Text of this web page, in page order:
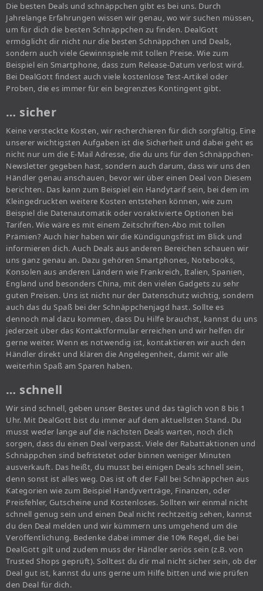
Die besten Deals und schnäppchen gibt es bei uns. Durch
Jahrelange Erfahrungen wissen wir genau, wo wir suchen müssen,
um für dich die besten Schnäppchen zu finden. DealGott
ermöglicht dir nicht nur die besten Schnäppchen und Deals,
sondern auch viele Gewinnspiele mit tollen Preise. Wie zum
Beispiel ein Smartphone, dass zum Release-Datum verlost wird.
Bei DealGott findest auch viele kostenlose Test-Artikel oder
Proben, die es immer für ein begrenztes Kontingent gibt.
… sicher
Keine versteckte Kosten, wir recherchieren für dich sorgfältig. Eine
unserer wichtigsten Aufgaben ist die Sicherheit und dabei geht es
nicht nur um die E-Mail Adresse, die du uns für den Schnäppchen-
Newsletter gegeben hast, sondern auch darum, dass wir uns den
Händler genau anschauen, bevor wir über einen Deal von Diesem
berichten. Das kann zum Beispiel ein Handytarif sein, bei dem im
Kleingedruckten weitere Kosten entstehen können, wie zum
Beispiel die Datenautomatik oder voraktivierte Optionen bei
Tarifen. Wie wäre es mit einem Zeitschriften-Abo mit tollen
Prämien? Auch hier haben wir die Kündigungsfrist im Blick und
informieren dich. Auch Deals aus anderen Bereichen schauen wir
uns ganz genau an. Dazu gehören Smartphones, Notebooks,
Konsolen aus anderen Ländern wie Frankreich, Italien, Spanien,
England und besonders China, mit den vielen Gadgets zu sehr
guten Preisen. Uns ist nicht nur der Datenschutz wichtig, sondern
auch das du Spaß bei der Schnäppchenjagd hast. Sollte es
dennoch mal dazu kommen, dass Du Hilfe brauchst, kannst du uns
jederzeit über das Kontaktformular erreichen und wir helfen dir
gerne weiter. Wenn es notwendig ist, kontaktieren wir auch den
Händler direkt und klären die Angelegenheit, damit wir alle
weiterhin Spaß am Sparen haben.
… schnell
Wir sind schnell, geben unser Bestes und das täglich von 8 bis 1
Uhr. Mit DealGott bist du immer auf dem aktuellsten Stand. Du
musst weder lange auf die nächsten Deals warten, noch dich
sorgen, dass du einen Deal verpasst. Viele der Rabattaktionen und
Schnäppchen sind befristetet oder binnen weniger Minuten
ausverkauft. Das heißt, du musst bei einigen Deals schnell sein,
denn sonst ist alles weg. Das ist oft der Fall bei Schnäppchen aus
Kategorien wie zum Beispiel Handyverträge, Finanzen, oder
Preisfehler, Gutscheine und Kostenloses. Sollten wir einmal nicht
schnell genug sein und einen Deal nicht rechtzeitig sehen, kannst
du den Deal melden und wir kümmern uns umgehend um die
Veröffentlichung. Bedenke dabei immer die 10% Regel, die bei
DealGott gilt und zudem muss der Händler seriös sein (z.B. von
Trusted Shops geprüft). Solltest du dir mal nicht sicher sein, ob der
Deal gut ist, kannst du uns gerne um Hilfe bitten und wie prüfen
den Deal für dich.